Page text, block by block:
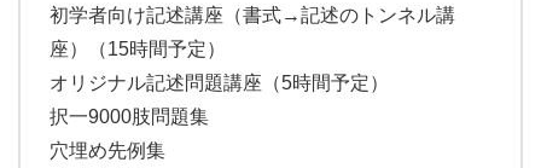
初学者向け記述講座（書式→記述のトンネル講
座）（15時間予定）
オリジナル記述問題講座（5時間予定）
択一9000肢問題集
穴埋め先例集